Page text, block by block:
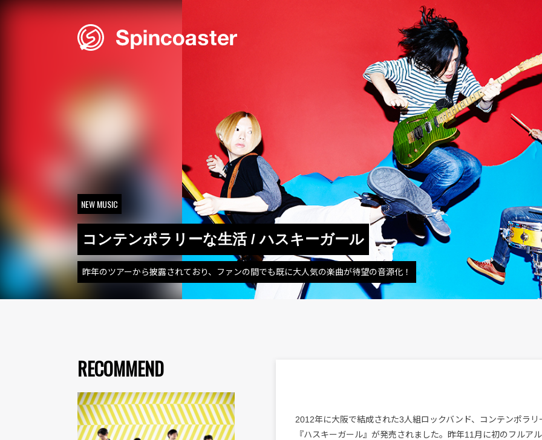
Skip
NEW MUSIC
コンテンポラリーな生活 / ハスキーガール
昨年のツアーから披露されており、ファンの間でも既に大人気の楽曲が待望の音源化！
RECOMMEND
2012年に大阪で結成された3人組ロックバンド、コンテンポラリ
『ハスキーガール』が発売されました。昨年11月に初のフルア